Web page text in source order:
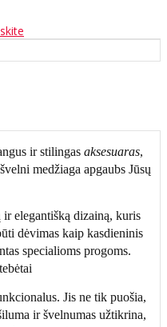
ir stilingas aksesuaras,
medžiaga apgaubs Jūsų
elegantišką dizainą, kuris
dėvimas kaip kasdieninis
specialioms progoms.
Jis ne tik puošia,
ir švelnumas užtikrina,